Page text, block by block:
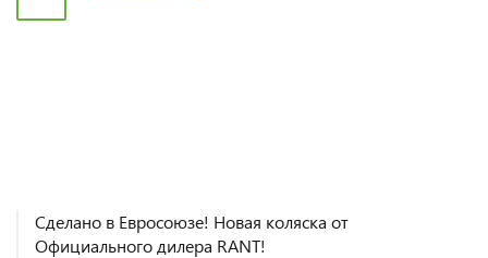
Сделано в Евросоюзе! Новая коляска от
Официального дилера RANT!